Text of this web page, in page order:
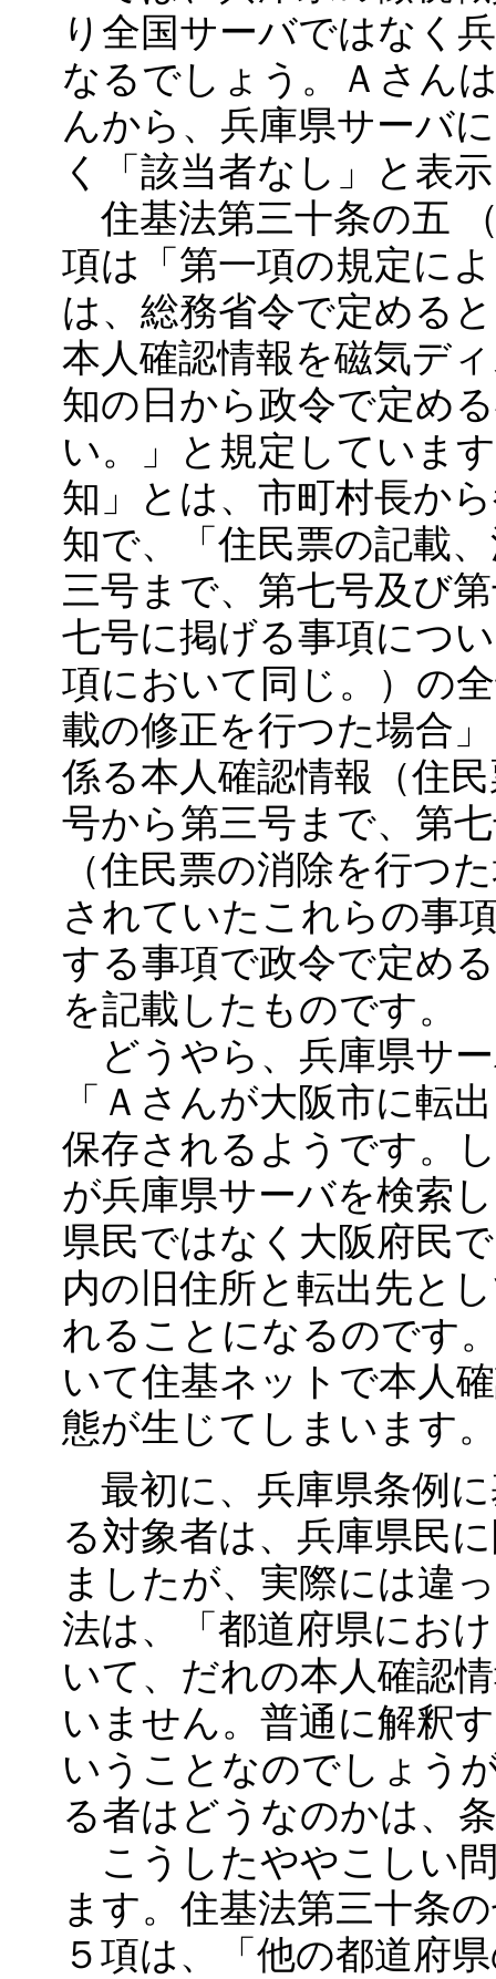
り全国サーバではなく
なるでしょう。Ａさん
んから、兵庫県サーバ
く「該当者なし」と表
住基法第三十条の五
項は「第一項の規定に
は、総務省令で定める
本人確認情報を磁気デ
知の日から政令で定め
い。」と規定していま
知」とは、市町村長か
知で、「住民票の記載
三号まで、第七号及び
七号に掲げる事項につ
項において同じ。）の
載の修正を行つた場合
係る本人確認情報（住
号から第三号まで、第
（住民票の消除を行つ
されていたこれらの事
する事項で政令で定め
を記載したものです。
どうやら、兵庫県サ
「Ａさんが大阪市に転
保存されるようです。
が兵庫県サーバを検索
県民ではなく大阪府民
内の旧住所と転出先と
れることになるのです
いて住基ネットで本人
態が生じてしまいます
最初に、兵庫県条例
る対象者は、兵庫県民
ましたが、実際には違
法は、「都道府県にお
いて、だれの本人確認
いません。普通に解釈
いうことなのでしょう
る者はどうなのかは、
こうしたややこしい
ます。住基法第三十条
５項は、「他の都道府